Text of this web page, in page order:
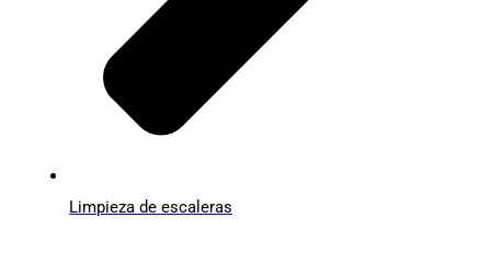
Limpieza de escaleras